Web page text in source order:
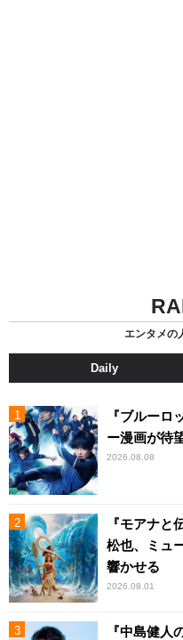
エンタメの
Daily
『ブルーロ
ー漫画が待
2026.08.08
『モアナ
松也、ミュ
響かせる
2026.08.01
『中島健人